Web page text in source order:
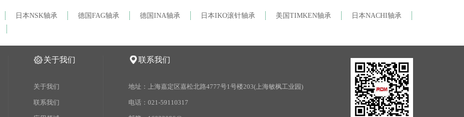
日本NSK轴承 德国FAG轴承 德国INA轴承 日本IKO滚针轴承 美国TIMKEN轴承
日本NACHI轴承
关于我们
关于我们
联系我们
联系我们
地址：上海嘉定区嘉松北路4777号1号楼203(上海敏枫工业园)
电话：021-59110317